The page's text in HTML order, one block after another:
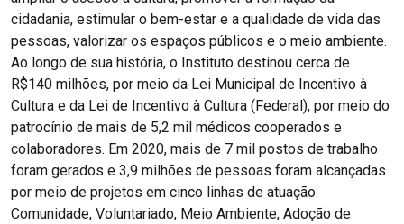
cidadania, estimular o bem-estar e a qualidade de vida das
pessoas, valorizar os espaços públicos e o meio ambiente.
Ao longo de sua história, o Instituto destinou cerca de
R$140 milhões, por meio da Lei Municipal de Incentivo à
Cultura e da Lei de Incentivo à Cultura (Federal), por meio do
patrocínio de mais de 5,2 mil médicos cooperados e
colaboradores. Em 2020, mais de 7 mil postos de trabalho
foram gerados e 3,9 milhões de pessoas foram alcançadas
por meio de projetos em cinco linhas de atuação:
Comunidade, Voluntariado, Meio Ambiente, Adoção de